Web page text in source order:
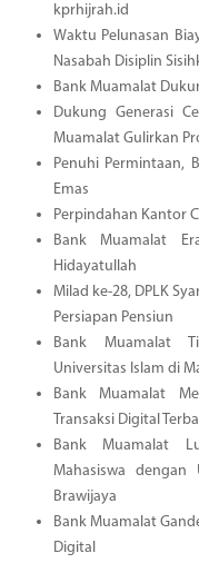
kprhijrah.id
Waktu Pelunasan
Nasabah Disiplin
Bank Muamalat
Dukung Generasi
Muamalat Gulirkan
Penuhi Permintaan,
Emas
Perpindahan Kantor
Bank Muamalat
Hidayatullah
Milad ke-28, DPLK
Persiapan Pensiun
Bank Muamalat
Universitas Islam di
Bank Muamalat
Transaksi Digital
Bank Muamalat
Mahasiswa dengan
Brawijaya
Bank Muamalat
Digital